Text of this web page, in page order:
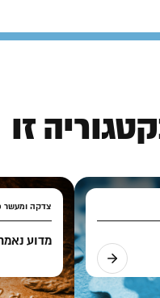
זו
צדקה ומעשר
מדוע